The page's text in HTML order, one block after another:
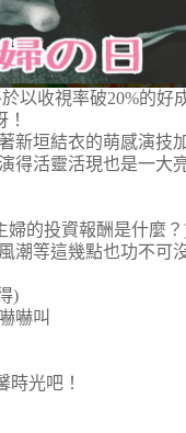
以收視率破20%的好
新垣結衣的萌感演技
得活靈活現也是一大
婦的投資報酬是什麼
潮等這幾點也功不可
)
嚇叫
時光吧！